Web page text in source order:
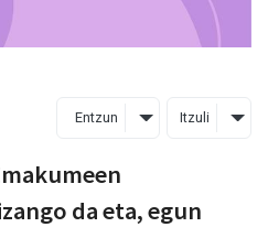
Entzun Itzuli
da eta, egun